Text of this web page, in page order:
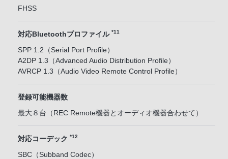
FHSS
対応Bluetoothプロファイル *11
SPP 1.2（Serial Port Profile）
A2DP 1.3（Advanced Audio Distribution Profile）
AVRCP 1.3（Audio Video Remote Control Profile）
登録可能機器数
最大８台（REC Remote機器とオーディオ機器合わせて）
対応コーデック *12
SBC（Subband Codec）